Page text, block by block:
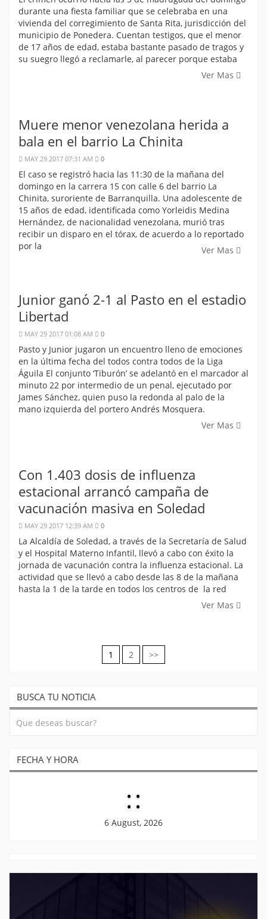
durante una fiesta familiar que se celebraba en una
vivienda del corregimiento de Santa Rita, jurisdicción del
municipio de Ponedera. Cuentan testigos, que el menor
de 17 años de edad, estaba bastante pasado de tragos y
su suegro llegó a reclamarle, al parecer porque estaba
Ver Mas
Muere menor venezolana herida a
bala en el barrio La Chinita
MAY 29 2017 07:31 AM 0
El caso se registró hacia las 11:30 de la mañana del
domingo en la carrera 15 con calle 6 del barrio La
Chinita, suroriente de Barranquilla. Una adolescente de
15 años de edad, identificada como Yorleidis Medina
Hernández, de nacionalidad venezolana, murió tras
recibir un disparo en el tórax, de acuerdo a lo reportado
por la
Ver Mas
Junior ganó 2-1 al Pasto en el estadio
Libertad
MAY 29 2017 01:08 AM 0
Pasto y Junior jugaron un encuentro lleno de emociones
en la última fecha del todos contra todos de la Liga
Águila El conjunto ‘Tiburón’ se adelantó en el marcador al
minuto 22 por intermedio de un penal, ejecutado por
James Sánchez, quien puso la redonda al palo de la
mano izquierda del portero Andrés Mosquera.
Ver Mas
Con 1.403 dosis de influenza
estacional arrancó campaña de
vacunación masiva en Soledad
MAY 29 2017 12:39 AM 0
La Alcaldía de Soledad, a través de la Secretaría de Salud
y el Hospital Materno Infantil, llevó a cabo con éxito la
jornada de vacunación contra la influenza estacional. La
actividad que se llevó a cabo desde las 8 de la mañana
hasta la 1 de la tarde en todos los centros de la red
Ver Mas
Navegación
entradas
1 2 >>
BUSCA TU NOTICIA
FECHA Y HORA
::
6 August, 2026